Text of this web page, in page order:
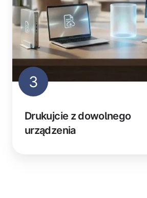
3
Drukujcie z dowolnego
urządzenia